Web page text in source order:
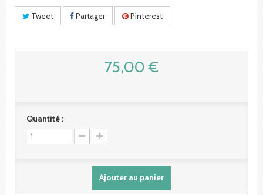
Tweet Partager Pinterest
75,00 €
Quantité :
Ajouter au panier